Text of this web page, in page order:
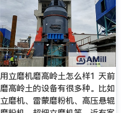
用立磨机磨高岭土怎么样1 天前
磨高岭土的设备有很多种。比如
立磨机、雷蒙磨粉机、高压悬辊